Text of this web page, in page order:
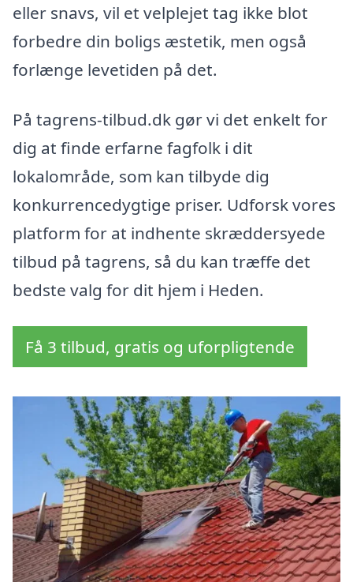
eller snavs, vil et velplejet tag ikke blot
forbedre din boligs æstetik, men også
forlænge levetiden på det.
På tagrens-tilbud.dk gør vi det enkelt for
dig at finde erfarne fagfolk i dit
lokalområde, som kan tilbyde dig
konkurrencedygtige priser. Udforsk vores
platform for at indhente skræddersyede
tilbud på tagrens, så du kan træffe det
bedste valg for dit hjem i Heden.
Få 3 tilbud, gratis og uforpligtende